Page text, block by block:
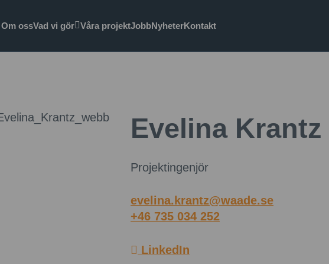
Om ossVad vi gör Våra projektJobbNyheterKontakt
Evelina Krantz
Projektingenjör
evelina.krantz@waade.se
+46 735 034 252
LinkedIn